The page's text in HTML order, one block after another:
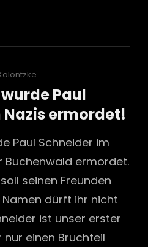
Paul
ermordet!
Paul Schneider im
Buchenwald ermordet.
seinen Freunden
dürft ihr nicht
ist unser erster
nur einen Bruchteil